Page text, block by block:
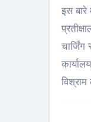
इस बारे
विश्राम